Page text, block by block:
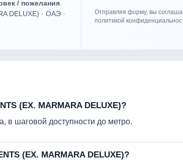
/ пожелания
DELUXE) · ОАЭ ·
Отправляя форму, вы
политикой
(EX. MARMARA DELUXE)?
в шаговой доступности до метро.
(EX. MARMARA DELUXE)?